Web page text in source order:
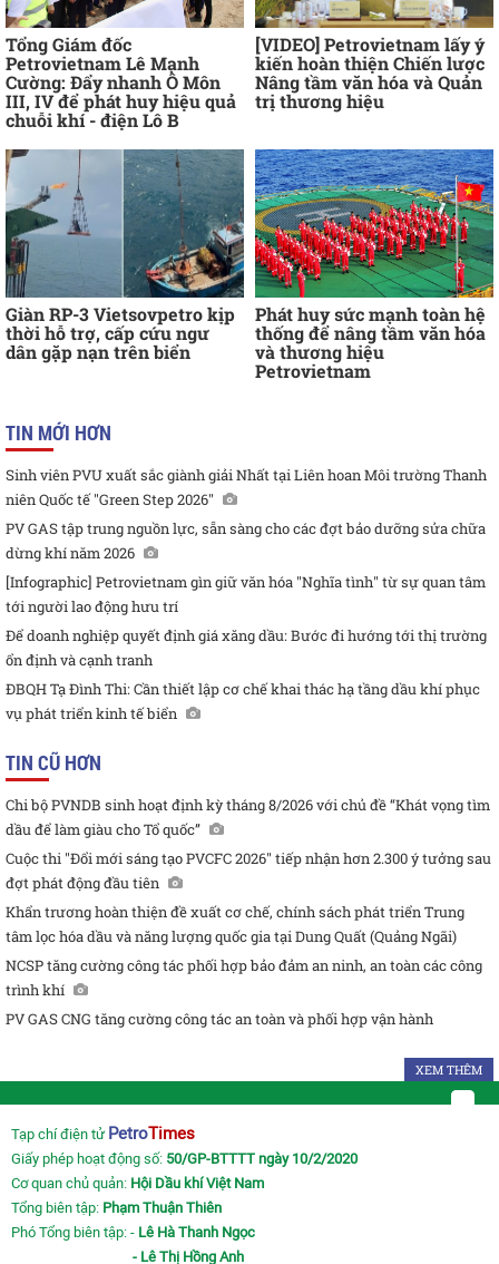
Tổng Giám đốc
Petrovietnam Lê Mạnh
Cường: Đẩy nhanh Ô Môn
III, IV để phát huy hiệu quả
chuỗi khí - điện Lô B
[VIDEO] Petrovietnam lấy ý
kiến hoàn thiện Chiến lược
Nâng tầm văn hóa và Quản
trị thương hiệu
Giàn RP-3 Vietsovpetro kịp
thời hỗ trợ, cấp cứu ngư
dân gặp nạn trên biển
Phát huy sức mạnh toàn hệ
thống để nâng tầm văn hóa
và thương hiệu
Petrovietnam
TIN MỚI HƠN
Sinh viên PVU xuất sắc giành giải Nhất tại Liên hoan Môi trường Thanh
niên Quốc tế "Green Step 2026"
PV GAS tập trung nguồn lực, sẵn sàng cho các đợt bảo dưỡng sửa chữa
dừng khí năm 2026
[Infographic] Petrovietnam gìn giữ văn hóa "Nghĩa tình" từ sự quan tâm
tới người lao động hưu trí
Để doanh nghiệp quyết định giá xăng dầu: Bước đi hướng tới thị trường
ổn định và cạnh tranh
ĐBQH Tạ Đình Thi: Cần thiết lập cơ chế khai thác hạ tầng dầu khí phục
vụ phát triển kinh tế biển
TIN CŨ HƠN
Chi bộ PVNDB sinh hoạt định kỳ tháng 8/2026 với chủ đề “Khát vọng tìm
dầu để làm giàu cho Tổ quốc”
Cuộc thi "Đổi mới sáng tạo PVCFC 2026" tiếp nhận hơn 2.300 ý tưởng sau
đợt phát động đầu tiên
Khẩn trương hoàn thiện đề xuất cơ chế, chính sách phát triển Trung
tâm lọc hóa dầu và năng lượng quốc gia tại Dung Quất (Quảng Ngãi)
NCSP tăng cường công tác phối hợp bảo đảm an ninh, an toàn các công
trình khí
PV GAS CNG tăng cường công tác an toàn và phối hợp vận hành
XEM THÊM
Tạp chí điện tử PetroTimes
Giấy phép hoạt động số: 50/GP-BTTTT ngày 10/2/2020
Cơ quan chủ quản: Hội Dầu khí Việt Nam
Tổng biên tập: Phạm Thuận Thiên
Phó Tổng biên tập: - Lê Hà Thanh Ngọc
- Lê Thị Hồng Anh